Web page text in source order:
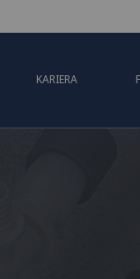
KARIERA